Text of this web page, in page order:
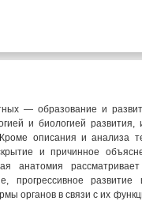
— образование и
и биологией развития,
описания и анализа
и причинное
анатомия
прогрессивное
органов в связи с их